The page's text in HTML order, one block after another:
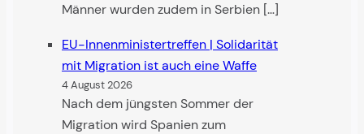
Männer wurden zudem in Serbien […]
EU-Innenministertreffen | Solidarität
mit Migra­tion ist auch eine Waffe
4 August 2026
Nach dem jüngsten Sommer der
Migration wird Spanien zum